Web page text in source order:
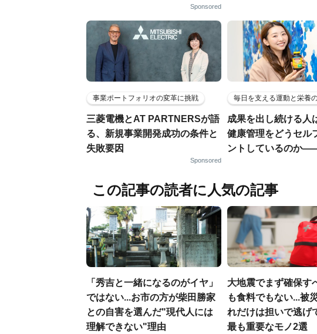
Sponsored
事業ポートフォリオの変革に挑戦
三菱電機とAT PARTNERSが語
る、新規事業開発成功の条件と
失敗要因
Sponsored
毎日を支える運動と栄養
成果を出し続ける人
健康管理をどうセル
ントしているのか
この記事の読者に人気の記事
「秀吉と一緒になるのがイヤ」
ではない...お市の方が柴田勝家
との自害を選んだ"現代人には
理解できない"理由
大地震でまず確保す
も食料でもない...被
れだけは担いで逃げ
最も重要なモノ2選